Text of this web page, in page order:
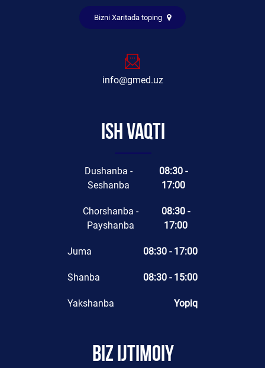
Bizni Xaritada toping
info@gmed.uz
Ish vaqti
Dushanba -
Seshanba
08:30 -
17:00
Chorshanba -
Payshanba
08:30 -
17:00
Juma 08:30 - 17:00
Shanba 08:30 - 15:00
Yakshanba Yopiq
Biz ijtimoiy